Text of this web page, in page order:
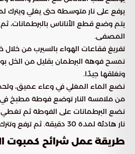
يرفع على نار متوسطة حتى يغلي ويترك لمدة 10
يتم وضع قطع الأناناس بالبرطمانات،
المصفى.
تفريغ فقاعات الهواء بالسيرب من
نمسح فوهة البرطمان بقليل من الخل
ونغلقها جيدًا.
نضع الماء المغلي في وعاء عميق،
من ملامسة النار توضع فوطة مطبخ في
نضع البرطمانات على الفوطة ثم تغطي
نار هادئة لمدة 30 دقيقة. ثم ترفع وتترك لتبرد تمامًا، ويتم تخزينها.
طريقة عمل شرائح كمبوت